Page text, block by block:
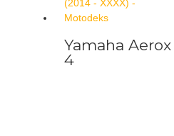
Yamaha Aerox
4